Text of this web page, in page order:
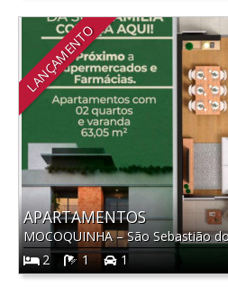
LANÇAMENTO
APARTAMENTOS
MOCOQUINHA–São Sebastião
2
1 1